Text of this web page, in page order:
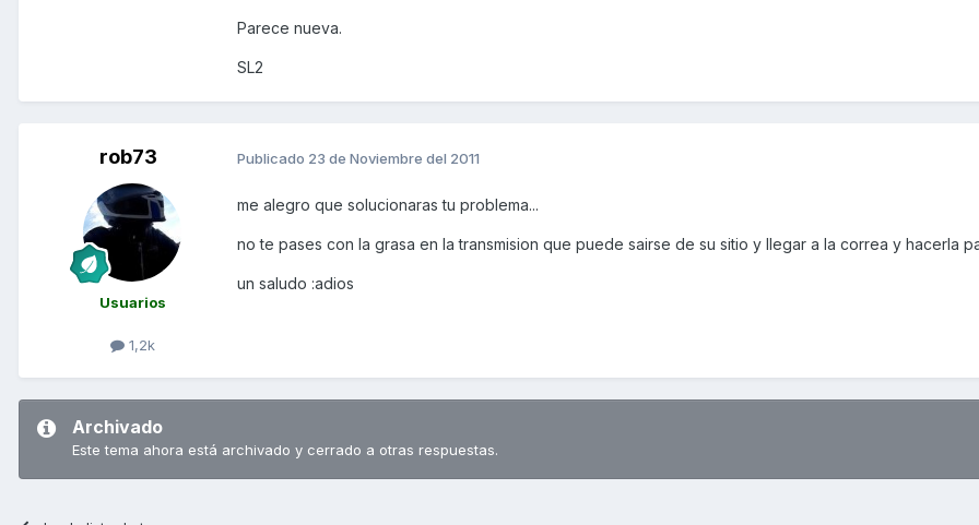
Parece nueva.
SL2
rob73
Usuarios
1,2k
Publicado 23 de Noviembre del 2011
me alegro que solucionaras tu problema...
no te pases con la grasa en la transmision que puede sairse de su sitio y llegar a la correa y hacerla
un saludo :adios
Archivado
Este tema ahora está archivado y cerrado a otras respuestas.